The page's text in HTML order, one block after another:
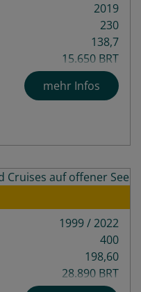
2019
230
138,7
15.650 BRT
mehr Infos
1999 / 2022
400
198,60
28.890 BRT